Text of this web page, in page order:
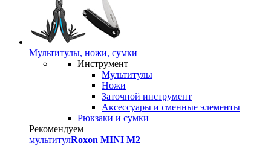
Мультитулы, ножи, сумки
Инструмент
Мультитулы
Ножи
Заточной инструмент
Аксессуары и сменные элементы
Рюкзаки и сумки
Рекомендуем
мультитулRoxon MINI M2